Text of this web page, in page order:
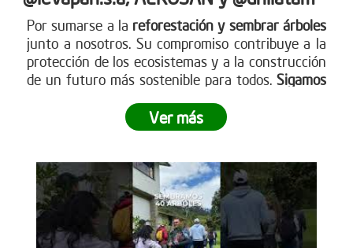
Por sumarse a la reforestación y sembrar árboles
junto a nosotros. Su compromiso contribuye a la
protección de los ecosistemas y a la construcción
de un futuro más sostenible para todos.Sigamos
Ver más